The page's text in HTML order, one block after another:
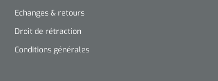
Echanges & retours
Droit de rétraction
Conditions générales